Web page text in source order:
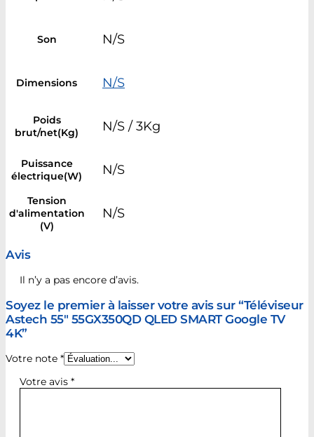
Son N/S
Dimensions N/S
Poids
brut/net(Kg)
N/S / 3Kg
Puissance
électrique(W)
N/S
Tension
d'alimentation
(V)
N/S
Avis
Il n’y a pas encore d’avis.
Soyez le premier à laisser votre avis sur “Téléviseur
Astech 55″ 55GX350QD QLED SMART Google TV
4K”
Votre note *
Votre avis *